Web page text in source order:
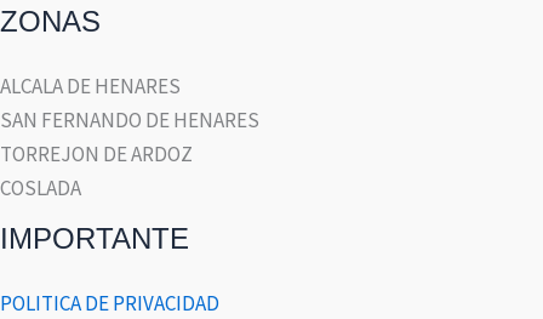
ZONAS
ALCALA DE HENARES
SAN FERNANDO DE HENARES
TORREJON DE ARDOZ
COSLADA
IMPORTANTE
POLITICA DE PRIVACIDAD